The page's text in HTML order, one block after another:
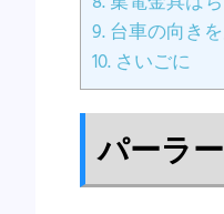
9.台車の向き
10. さいごに
パーラ